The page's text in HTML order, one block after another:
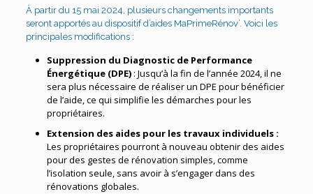
À partir du 15 mai 2024, plusieurs changements importants
seront apportés au dispositif d’aides MaPrimeRénov’. Voici les
principales modifications :
Suppression du Diagnostic de Performance
Énergétique (DPE): Jusqu’à la fin de l’année 2024, il ne
sera plus nécessaire de réaliser un DPE pour bénéficier
de l’aide, ce qui simplifie les démarches pour les
propriétaires.
Extension des aides pour les travaux individuels :
Les propriétaires pourront à nouveau obtenir des aides
pour des gestes de rénovation simples, comme
l’isolation seule, sans avoir à s’engager dans des
rénovations globales​.